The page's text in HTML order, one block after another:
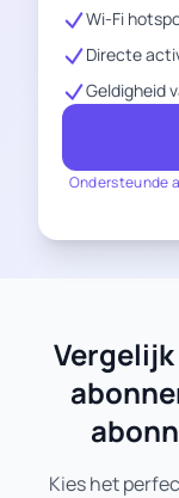
Ondersteunde
Wi-Fi
Directe
Geldigheid
Kies het